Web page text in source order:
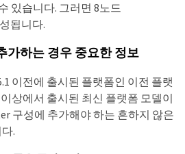
있습니다. 그러면 8노드
됩니다.
가하는 경우 중요한 정보
이전에 출시된 플랫폼인 이전 플랫
이상에서 출시된 최신 플랫폼 모델이
구성에 추가해야 하는 흔하지 않은
.